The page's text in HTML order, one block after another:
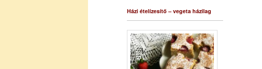
Házi ételízesítő – vegeta házilag